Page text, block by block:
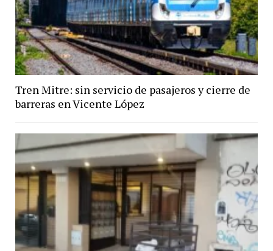
Tren Mitre: sin servicio de pasajeros y cierre de
barreras en Vicente López